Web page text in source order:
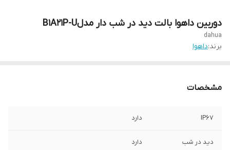
دوربین داهوا بالت دید در شب دار مدلB1A21P-U
dahua
برند:داهوا
مشخصات
IP67 دارد
دید در شب دارد